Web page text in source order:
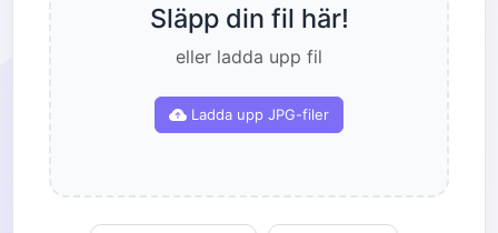
Släpp din fil här!
eller ladda upp fil
Ladda upp JPG-filer